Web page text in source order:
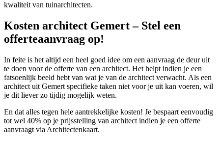
kwaliteit van tuinarchitecten.
Kosten architect Gemert – Stel een
offerteaanvraag op!
In feite is het altijd een heel goed idee om een aanvraag de deur uit
te doen voor de offerte van een architect. Het helpt indien je een
fatsoenlijk beeld hebt van wat je van de architect verwacht. Als een
architect uit Gemert specifieke taken niet voor je uit kan voeren, wil
je dit liever zo tijdig mogelijk weten.
En dat alles tegen hele aantrekkelijke kosten! Je bespaart eenvoudig
tot wel 40% op je prijsstelling van architect indien je een offerte
aanvraagt via Architectenkaart.